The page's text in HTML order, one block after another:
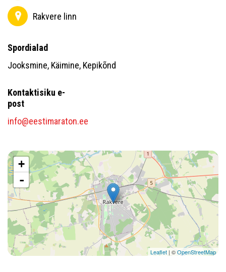
Rakvere linn
Spordialad
Jooksmine, Käimine, Kepikõnd
Kontaktisiku e-
post
info@eestimaraton.ee
+
-
Leaflet | ©OpenStreetMap